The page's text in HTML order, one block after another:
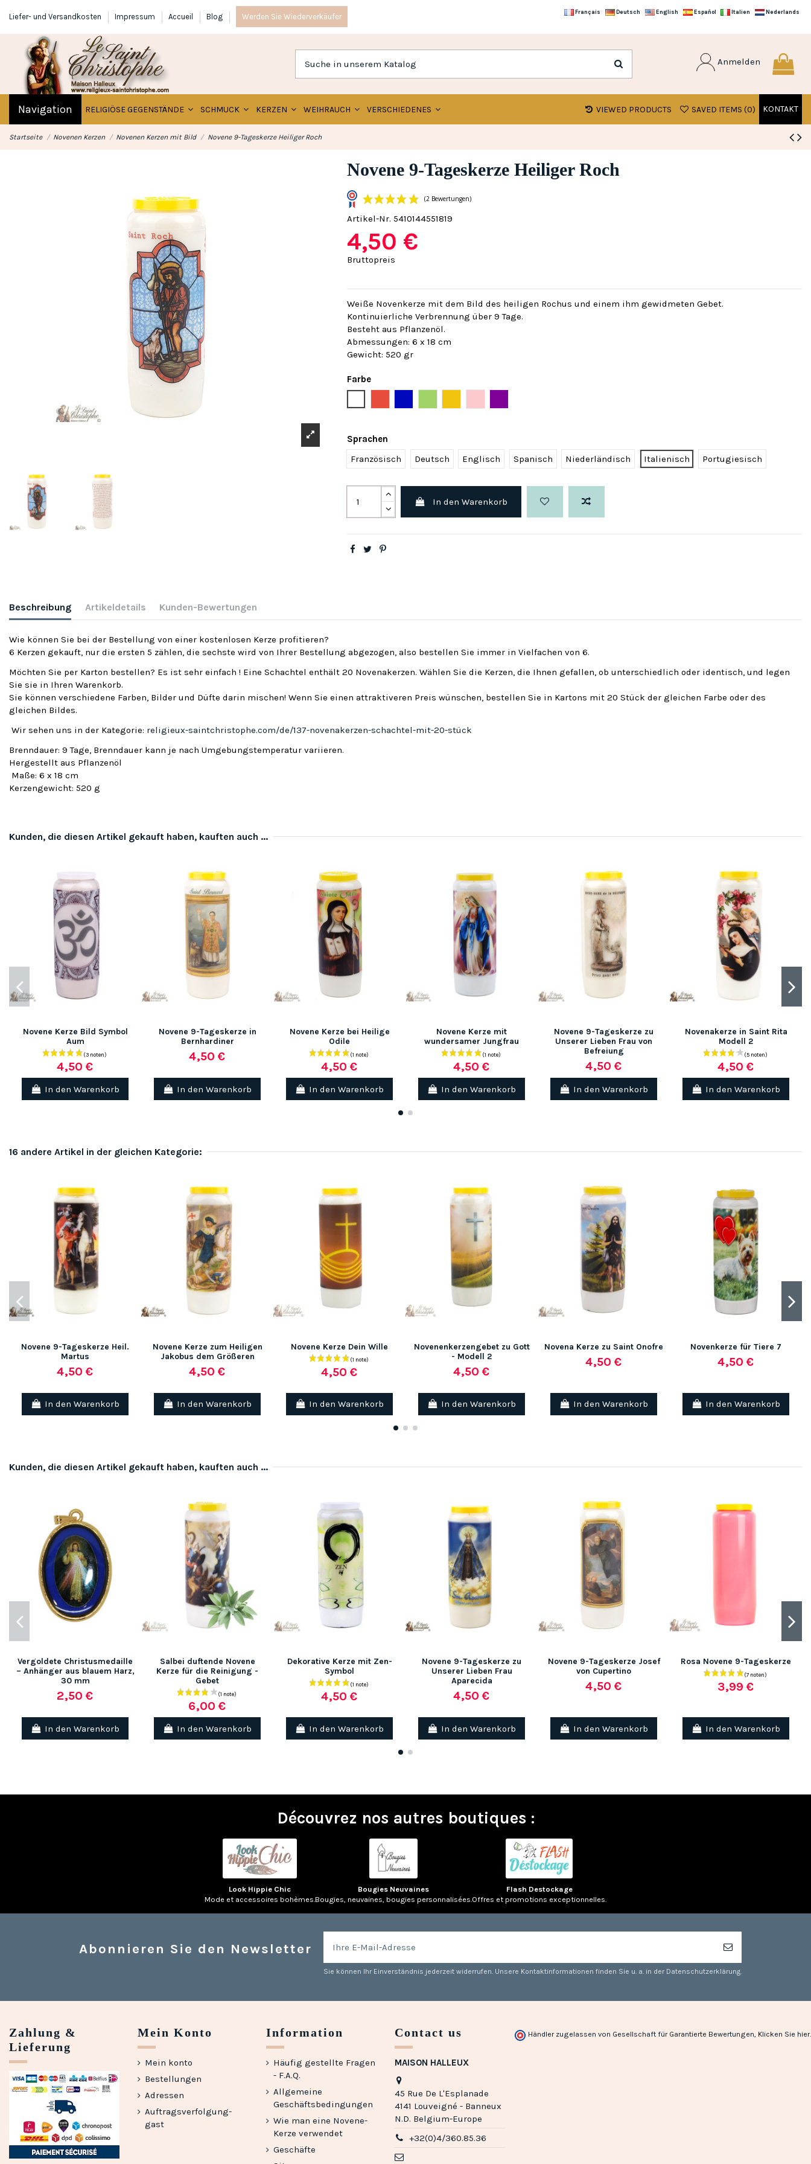
Liefer- und Versandkosten Impressum Accueil Blog Werden Sie Wiederverkäufer
Français Deutsch English Español Italien Nederlands
Anmelden
Navigation RELIGIÖSE GEGENSTÄNDE SCHMUCK KERZEN WEIHRAUCH VERSCHIEDENES KONTAKT
SAVED ITEMS (0)
VIEWED PRODUCTS
Startseite Novenen Kerzen Novenen Kerzen mit Bild Novene 9-Tageskerze Heiliger Roch
Novene 9-Tageskerze Heiliger Roch
Artikel-Nr. 5410144551819
4,50 €
Bruttopreis
Weiße Novenkerze mit dem Bild des heiligen Rochus und einem ihm gewidmeten Gebet.
Kontinuierliche Verbrennung über 9 Tage.
Besteht aus Pflanzenöl.
Abmessungen: 6 x 18 cm
Gewicht: 520 gr
Farbe
Sprachen
Französisch
Deutsch Englisch Spanisch Niederländisch Italienisch Portugiesisch
In den Warenkorb
Beschreibung Artikeldetails Kunden-Bewertungen
Wie können Sie bei der Bestellung von einer kostenlosen Kerze profitieren?
6 Kerzen gekauft, nur die ersten 5 zählen, die sechste wird von Ihrer Bestellung abgezogen, also bestellen Sie immer in Vielfachen von 6.
Möchten Sie per Karton bestellen? Es ist sehr einfach ! Eine Schachtel enthält 20 Novenakerzen. Wählen Sie die Kerzen, die Ihnen gefallen, ob unterschiedlich oder identisch, und legen
Sie sie in Ihren Warenkorb.
Sie können verschiedene Farben, Bilder und Düfte darin mischen! Wenn Sie einen attraktiveren Preis wünschen, bestellen Sie in Kartons mit 20 Stück der gleichen Farbe oder des
gleichen Bildes.
Wir sehen uns in der Kategorie: religieux-saintchristophe.com/de/137-novenakerzen-schachtel-mit-20-stück
Brenndauer: 9 Tage, Brenndauer kann je nach Umgebungstemperatur variieren.
Hergestellt aus Pflanzenöl
Maße: 6 x 18 cm
Kerzengewicht: 520 g
Kunden, die diesen Artikel gekauft haben, kauften auch ...
Novene Kerze Bild Symbol
Aum
(3 noten)
4,50 €
In den Warenkorb
Novene 9-Tageskerze in
Bernhardiner
4,50 €
In den Warenkorb
Novene Kerze bei Heilige
Odile
(1 note)
4,50 €
In den Warenkorb
Novene Kerze mit
wundersamer Jungfrau
4,50 €
In den Warenkorb
Novene 9-Tageskerze zu
Unserer Lieben Frau von
Befreiung
4,50 €
In den Warenkorb
Novenakerze in Saint Rita
Modell 2
4,50 €
In den Warenkorb
16 andere Artikel in der gleichen Kategorie:
Novene 9-Tageskerze Heil.
Martus
4,50 €
In den Warenkorb
Novene Kerze zum Heiligen
Jakobus dem Größeren
4,50 €
In den Warenkorb
Novene Kerze Dein Wille
4,50 €
In den Warenkorb
Novenenkerzengebet zu Gott
- Modell 2
4,50 €
In den Warenkorb
Novena Kerze zu Saint Onofre
4,50 €
In den Warenkorb
Novenkerze für Tiere 7
4,50 €
In den Warenkorb
Kunden, die diesen Artikel gekauft haben, kauften auch ...
Vergoldete Christusmedaille
– Anhänger aus blauem Harz,
30 mm
2,50 €
In den Warenkorb
Salbei duftende Novene
Kerze für die Reinigung -
Gebet
6,00 €
In den Warenkorb
Dekorative Kerze mit Zen-
Symbol
4,50 €
In den Warenkorb
Novene 9-Tageskerze zu
Unserer Lieben Frau
Aparecida
4,50 €
In den Warenkorb
Novene 9-Tageskerze Josef
von Cupertino
4,50 €
In den Warenkorb
Rosa Novene 9-Tageskerze
3,99 €
In den Warenkorb
Découvrez nos autres boutiques :
Look Hippie Chic
Mode et accessoires bohèmes.
Bougies Neuvaines
Bougies, neuvaines, bougies personnalisées.
Flash Destockage
Offres et promotions exceptionnelles.
Abonnieren Sie den Newsletter
Sie können Ihr Einverständnis jederzeit widerrufen. Unsere Kontaktinformationen finden Sie u. a. in der Datenschutzerklärung.
Zahlung &
Lieferung
Mein Konto
Mein konto
Bestellungen
Adressen
Auftragsverfolgung-
gast
Information
Häufig gestellte Fragen
- F.A.Q.
Allgemeine
Geschäftsbedingungen
Wie man eine Novene-
Kerze verwendet
Geschäfte
Contact us
MAISON HALLEUX
45 Rue De L'Esplanade
4141 Louveigné - Banneux
N.D. Belgium-Europe
+32(0)4/360.85.36
Händler zugelassen von Gesellschaft für Garantierte Bewertungen, Klicken Sie hier.